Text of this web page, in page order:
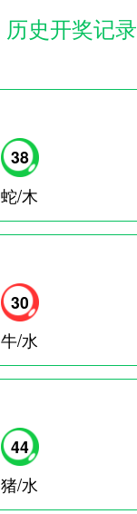
历史开奖记录
38
蛇/木
30
牛/水
44
猪/水